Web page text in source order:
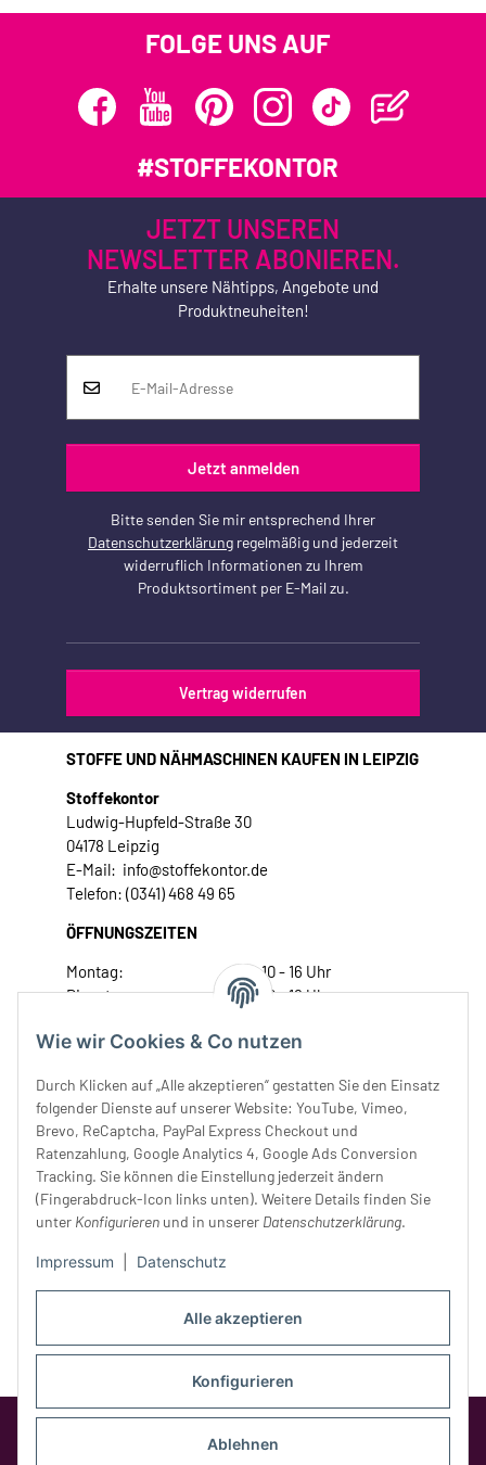
Alle akzeptieren
Konfigurieren
Ablehnen
Wie wir Cookies & Co nutzen
Durch Klicken auf „Alle akzeptieren“ gestatten Sie den Einsatz
folgender Dienste auf unserer Website: YouTube, Vimeo,
Brevo, ReCaptcha, PayPal Express Checkout und
Ratenzahlung, Google Analytics 4, Google Ads Conversion
Tracking. Sie können die Einstellung jederzeit ändern
(Fingerabdruck-Icon links unten). Weitere Details finden Sie
unter Konfigurieren und in unserer Datenschutzerklärung.
Impressum Datenschutz
FOLGE UNS AUF
#STOFFEKONTOR
JETZT UNSEREN
NEWSLETTER ABONIEREN.
Erhalte unsere Nähtipps, Angebote und
Produktneuheiten!
Jetzt anmelden
Bitte senden Sie mir entsprechend Ihrer
Datenschutzerklärung regelmäßig und jederzeit
widerruflich Informationen zu Ihrem
Produktsortiment per E-Mail zu.
Vertrag widerrufen
STOFFE UND NÄHMASCHINEN KAUFEN IN LEIPZIG
Stoffekontor
Ludwig-Hupfeld-Straße 30
04178 Leipzig
E-Mail: info@stoffekontor.de
Telefon: (0341) 468 49 65
ÖFFNUNGSZEITEN
Montag:
10 - 16 Uhr
Dienstag:
10 - 16 Uhr
Donnerstag:
10 - 18 Uhr
Samstag:
10 - 14 Uhr
Unser Service
Rechtliches
Opt-Out-Cookie ist nicht gesetzt